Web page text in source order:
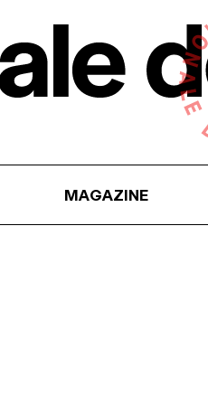
MAGAZINE